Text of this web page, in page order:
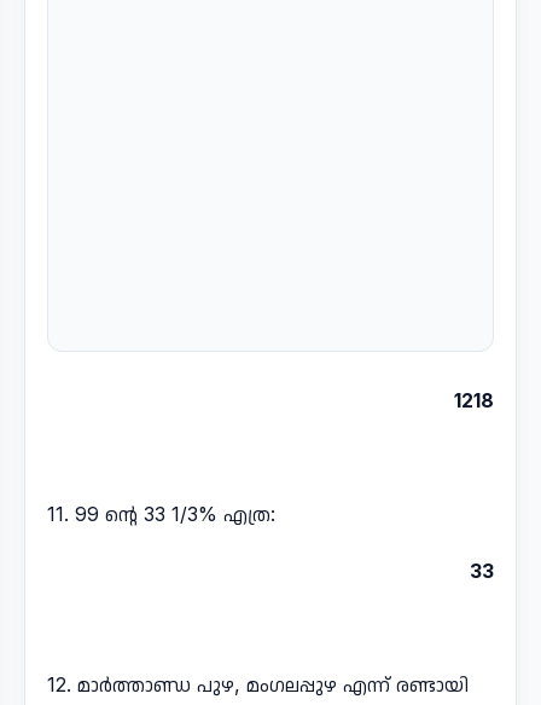
1218
11. 99 ൻ്റെ 33 1/3% എത്ര:
33
12. മാർത്താണ്ഡ പുഴ, മംഗലപ്പുഴ എന്ന് രണ്ടായി